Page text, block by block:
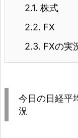
2.1. 株式
2.2. FX
2.3. FXの実
今日の日経平
況